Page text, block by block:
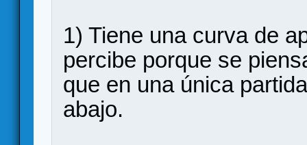
1) Tiene una curva de
percibe porque se
que en una única
abajo.